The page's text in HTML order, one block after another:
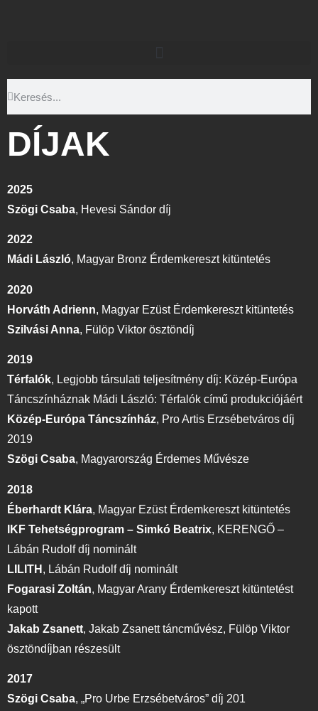
DÍJAK
2025
Szögi Csaba, Hevesi Sándor díj
2022
Mádi László, Magyar Bronz Érdemkereszt kitüntetés
2020
Horváth Adrienn, Magyar Ezüst Érdemkereszt kitüntetés
Szilvási Anna, Fülöp Viktor ösztöndíj
2019
Térfalók, Legjobb társulati teljesítmény díj: Közép-Európa
Táncszínháznak Mádi László: Térfalók című produkciójáért
Közép-Európa Táncszínház, Pro Artis Erzsébetváros díj
2019
Szögi Csaba, Magyarország Érdemes Művésze
2018
Éberhardt Klára, Magyar Ezüst Érdemkereszt kitüntetés
IKF Tehetségprogram – Simkó Beatrix, KERENGŐ –
Lábán Rudolf díj nominált
LILITH , Lábán Rudolf díj nominált
Fogarasi Zoltán, Magyar Arany Érdemkereszt kitüntetést
kapott
Jakab Zsanett, Jakab Zsanett táncművész, Fülöp Viktor
ösztöndíjban részesült
2017
Szögi Csaba, „Pro Urbe Erzsébetváros” díj 201